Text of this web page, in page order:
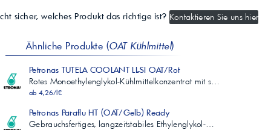
sicher, welches Produkt das richtige ist? Kontaktieren Sie uns hier
Ähnliche Produkte (OAT Kühlmittel)
Petronas TUTELA COOLANT LL-SI OAT/Rot
Rotes Monoethylenglykol-Kühlmittelkonzentrat mit s…
ab 4,26/l€
Petronas Paraflu HT (OAT/Gelb) Ready
Gebrauchsfertiges, langzeitstabiles Ethylenglykol-…